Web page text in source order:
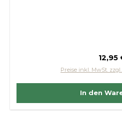
12,95
Preise inkl. MwSt.
In den